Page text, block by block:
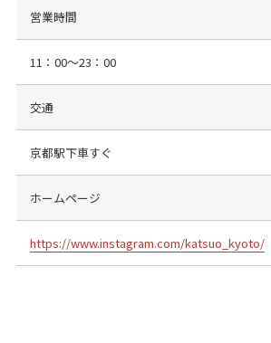
営業時間
11：00～23：00
交通
京都駅下車すぐ
ホームページ
https://www.instagram.com/katsuo_kyoto/